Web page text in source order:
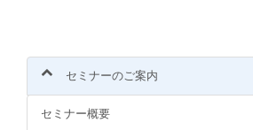
セミナーのご案内
セミナー概要